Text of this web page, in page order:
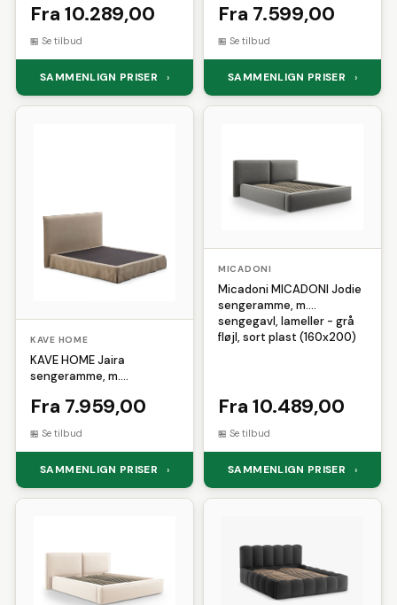
Fra 10.289,00
Se tilbud
SAMMENLIGN PRISER ›
betræk - taupe linned og
Fra 7.599,00
Se tilbud
SAMMENLIGN PRISER ›
KAVE HOME
KAVE HOME Jaira
sengeramme, m.
betræk - taupe linned og
Fra 7.959,00
Se tilbud
SAMMENLIGN PRISER ›
MICADONI
Micadoni MICADONI Jodie
sengeramme, m.
sengegavl, lameller - grå
fløjl, sort plast (160x200)
Fra 10.489,00
Se tilbud
SAMMENLIGN PRISER ›